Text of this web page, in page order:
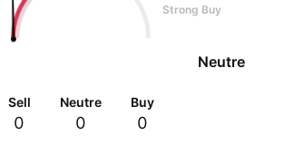
Strong Buy
Neutre
Sell
0
Neutre
0
Buy
0